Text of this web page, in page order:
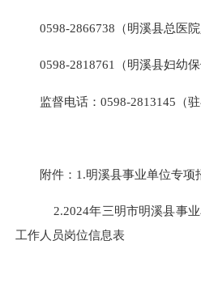
0598-2866738（明溪县总医院
0598-2818761（明溪县妇幼保
监督电话：0598-2813145（
附件：1.明溪县事业单位专
2.2024年三明市明溪县事
工作人员岗位信息表